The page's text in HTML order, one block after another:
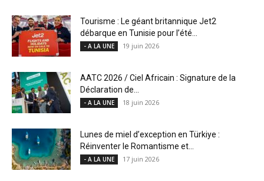
Tourisme : Le géant britannique Jet2
débarque en Tunisie pour l’été...
- A LA UNE 19 juin 2026
AATC 2026 / Ciel Africain : Signature de la
Déclaration de...
- A LA UNE 18 juin 2026
Lunes de miel d’exception en Türkiye :
Réinventer le Romantisme et...
- A LA UNE 17 juin 2026